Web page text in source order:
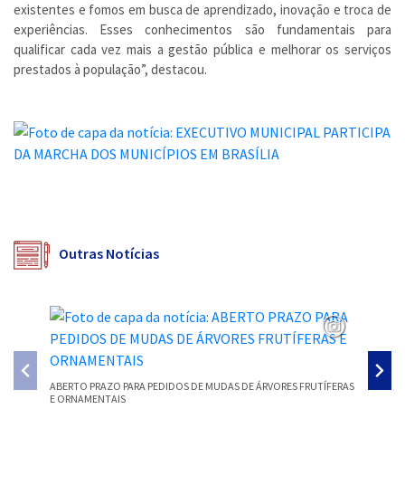
existentes e fomos em busca de aprendizado, inovação e troca de
experiências. Esses conhecimentos são fundamentais para
qualificar cada vez mais a gestão pública e melhorar os serviços
prestados à população”, destacou.
Outras Notícias
ABERTO PRAZO PARA PEDIDOS DE MUDAS DE ÁRVORES FRUTÍFERAS
E ORNAMENTAIS